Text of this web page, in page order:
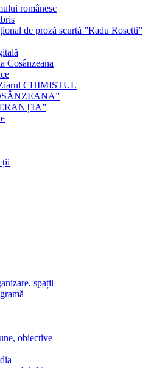
românesc
de proză scurtă ”Radu Rosetti”
Cosânzeana
CHIMISTUL
spații
obiective